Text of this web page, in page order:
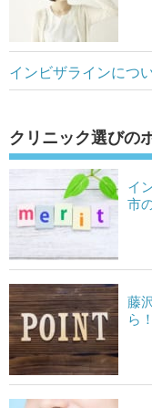
インビザラインにつ
クリニック選びの
イ
市
藤
ら